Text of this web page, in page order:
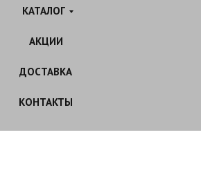
КАТАЛОГ
АКЦИИ
ДОСТАВКА
КОНТАКТЫ